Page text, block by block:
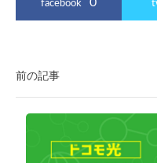
facebook
前の記事